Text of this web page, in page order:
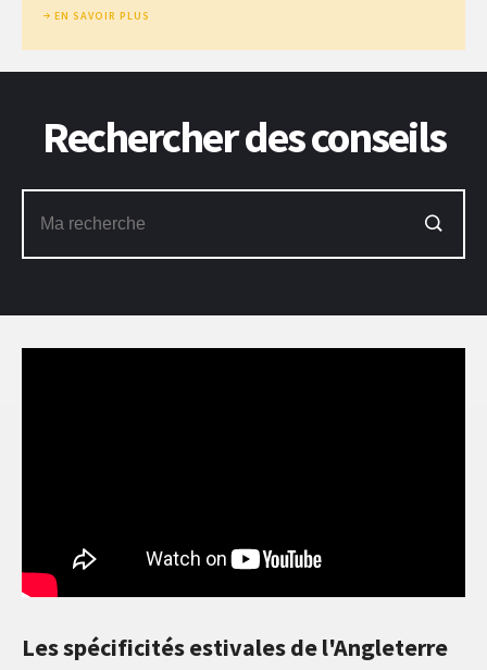
Les spécificités estivales de l'Angleterre
EN SAVOIR PLUS
Rechercher des conseils